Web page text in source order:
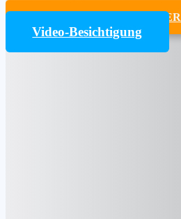
UMZUGSKOSTENRECHNER
Video-Besichtigung